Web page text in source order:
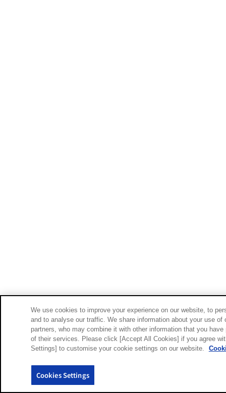
We use cookies to improve your experience on our website, to
and to analyse our traffic. We share information about your use
partners, who may combine it with other information that you
of their services. Please click [Accept All Cookies] if you agree
Settings] to customise your cookie settings on our website.
Cookies Settings